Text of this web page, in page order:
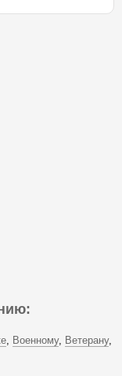
Военному Ветерану